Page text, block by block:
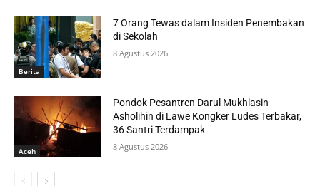
Berita
7 Orang Tewas dalam Insiden Penembakan
di Sekolah
8 Agustus 2026
Aceh
Pondok Pesantren Darul Mukhlasin
Asholihin di Lawe Kongker Ludes Terbakar,
36 Santri Terdampak
8 Agustus 2026